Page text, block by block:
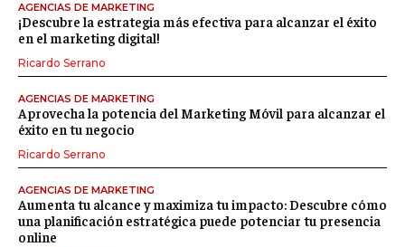
AGENCIAS DE MARKETING
¡Descubre la estrategia más efectiva para alcanzar el éxito
en el marketing digital!
Ricardo Serrano
AGENCIAS DE MARKETING
Aprovecha la potencia del Marketing Móvil para alcanzar el
éxito en tu negocio
Ricardo Serrano
AGENCIAS DE MARKETING
Aumenta tu alcance y maximiza tu impacto: Descubre cómo
una planificación estratégica puede potenciar tu presencia
online